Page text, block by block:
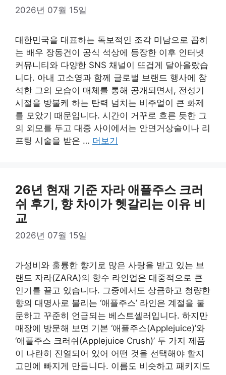
2026년 07월 15일
대한민국을 대표하는 독보적인 조각 미남으로 꼽히
는 배우 장동건이 공식 석상에 등장한 이후 인터넷
커뮤니티와 다양한 SNS 채널이 뜨겁게 달아올랐습
니다. 아내 고소영과 함께 글로벌 브랜드 행사에 참
석한 그의 모습이 매체를 통해 공개되면서, 전성기
시절을 방불케 하는 탄력 넘치는 비주얼이 큰 화제
를 모았기 때문입니다. 시간이 거꾸로 흐른 듯한 그
의 외모를 두고 대중 사이에서는 안면거상술이나 리
프팅 시술을 받은 … 더보기
26년 현재 기준 자라 애플주스 크러
쉬 후기, 향 차이가 헷갈리는 이유 비
교
2026년 07월 15일
가성비와 훌륭한 향기로 많은 사랑을 받고 있는 브
랜드 자라(ZARA)의 향수 라인업은 대중적으로 큰
인기를 끌고 있습니다. 그중에서도 상큼하고 청량한
향의 대명사로 불리는 ‘애플주스’ 라인은 계절을 불
문하고 꾸준히 언급되는 베스트셀러입니다. 하지만
매장에 방문해 보면 기본 ‘애플주스(Applejuice)’와
‘애플주스 크러쉬(Applejuice Crush)’ 두 가지 제품
이 나란히 진열되어 있어 어떤 것을 선택해야 할지
고민에 빠지게 만듭니다. 이름도 비슷하고 패키지도